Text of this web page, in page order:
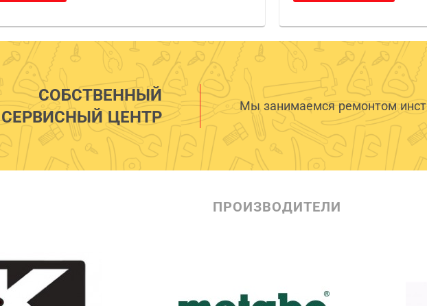
СОБСТВЕННЫЙ
СЕРВИСНЫЙ ЦЕНТР
Мы занимаемся ремонтом
ПРОИЗВОДИТЕЛИ